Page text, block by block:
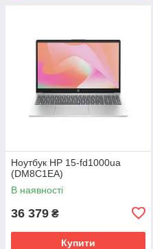
Ноутбук HP 15-fd1000ua
(DM8C1EA)
В наявності
36 379 ₴
Купити